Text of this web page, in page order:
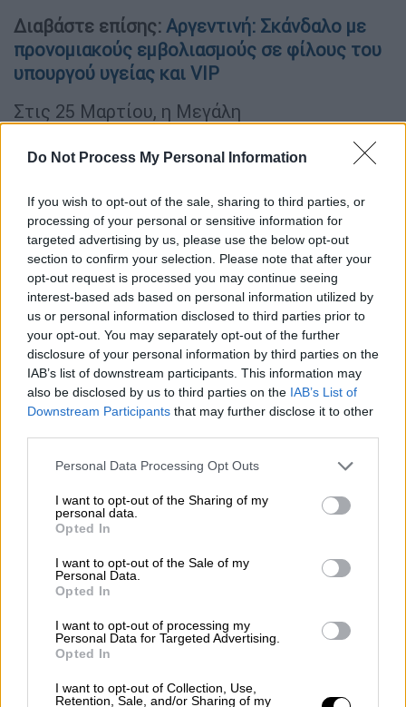
Do Not Process My Personal Information
If you wish to opt-out of the sale, sharing to third parties, or
processing of your personal or sensitive information for
targeted advertising by us, please use the below opt-out
section to confirm your selection. Please note that after your
opt-out request is processed you may continue seeing
interest-based ads based on personal information utilized by
us or personal information disclosed to third parties prior to
your opt-out. You may separately opt-out of the further
disclosure of your personal information by third parties on the
IAB’s list of downstream participants. This information may
also be disclosed by us to third parties on the IAB’s List of
Downstream Participants that may further disclose it to other
Please note that this website/app uses one or more Google
not limited to your visit or usage behaviour. You may click to
grant or deny consent to Google and its third-party tags to
use your data for below specified purposes in below Google
consent section.
Personal Data Processing Opt Outs
I want to opt-out of the Sharing of my
personal data.
Opted In
I want to opt-out of the Sale of my
Personal Data.
Opted In
I want to opt-out of processing my
Personal Data for Targeted Advertising.
Opted In
I want to opt-out of Collection, Use,
Retention, Sale, and/or Sharing of my
Διαβάστε επίσης: Αργεντινή: Σκάνδαλο με
προνομιακούς εμβολιασμούς σε φίλους του
υπουργού υγείας και VIP
Στις 25 Μαρτίου, η Μεγάλη
σκάφοςEnduranceγια να απομακρύνει τους
από την κορβέταGuerricoτου πολεμικού
ναυτικού της Αργεντινής.
video
2 Απριλίουο τότε δικτάτορας της
Αργεντινής στρατηγός Λεοπόλδο Γκαλτιέρι
του στα νησιά. Η κυβέρνηση του Λονδίνου
αρχικώς φάνηκε να αιφνιδιάζεται, αλλά
αντέδρασε αποτελεσματικά με την επιμονή
της πρωθυπουργού Μάρκαρετ Θάτσερ, που
ήθελε να δώσει σκληρή και άμεση απάντηση
στην χούντα της Αργεντινής.